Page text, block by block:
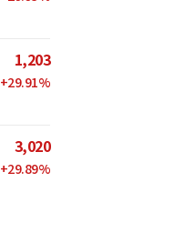
1,203
+29.91%
3,020
+29.89%